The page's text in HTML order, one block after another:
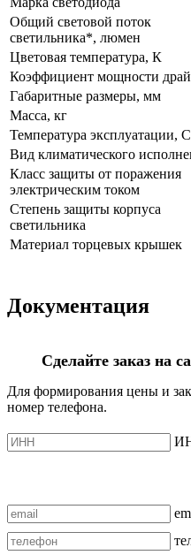
Общий световой поток
светильника*, люмен
Цветовая температура, К
Коэффициент мощности
Габаритные размеры, мм
Масса, кг
Температура эксплуатации, С
Вид климатического
Класс защиты от поражения
электрическим током
Степень защиты корпуса
светильника
Материал торцевых крышек
Документация
Сделайте заказ на
Для формирования цены и
номер телефона.